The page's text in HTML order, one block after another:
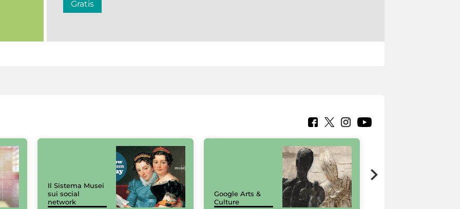
Gratis
Il Sistema Musei
sui social
network
Google Arts &
Culture